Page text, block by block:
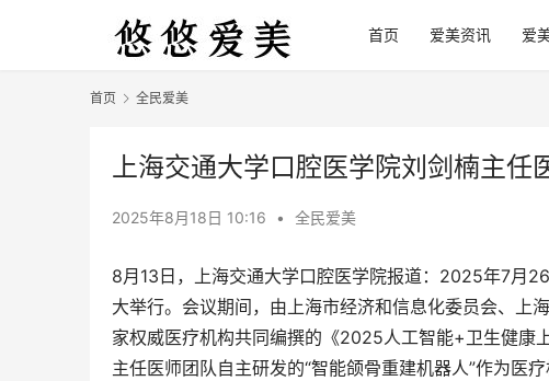
首页 爱美资讯 爱
首页 全民爱美
上海交通大学口腔医学院刘剑楠主任
2025年8月18日 10:16 • 全民爱美
8月13日，上海交通大学口腔医学院报道：2025年7月
大举行。会议期间，由上海市经济和信息化委员会、上
家权威医疗机构共同编撰的《2025人工智能+卫生健康
主任医师团队自主研发的“智能颌骨重建机器人”作为医